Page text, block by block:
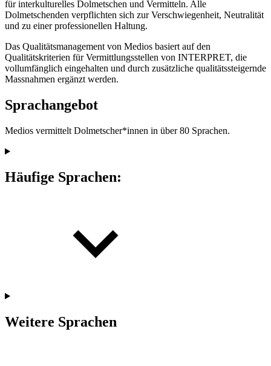
für interkulturelles Dolmetschen und Vermitteln. Alle
Dolmetschenden verpflichten sich zur Verschwiegenheit, Neutralität
und zu einer professionellen Haltung.
Das Qualitätsmanagement von Medios basiert auf den
Qualitätskriterien für Vermittlungsstellen von INTERPRET, die
vollumfänglich eingehalten und durch zusätzliche qualitätssteigernde
Massnahmen ergänzt werden.
Sprachangebot
Medios vermittelt Dolmetscher*innen in über 80 Sprachen.
Häufige Sprachen:
Weitere Sprachen